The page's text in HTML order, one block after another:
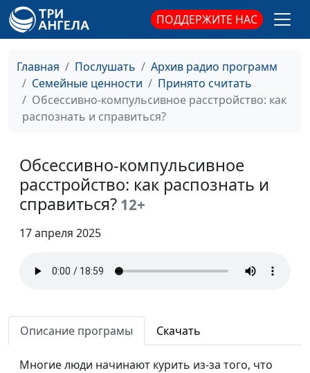
ПОДДЕРЖИТЕ НАС
Главная Послушать
Архив радио программ
Семейные ценности
Принято считать
Обсессивно-компульсивное расстройство: как
распознать и справиться?
Обсессивно-компульсивное
расстройство: как распознать и
справиться? 12+
17 апреля 2025
Описание програмы Скачать
Многие люди начинают курить из-за того, что
Флорьянович,
психолог
Профессиональное
выгорание: причины,
стадии и профилактика
Ирина
Флорьянович,
психолог
привязанности
психолог
Проблемы
эмоциональной
холодности
прийти?
Эгоизм как полезное
качество
Юлия Синицына,